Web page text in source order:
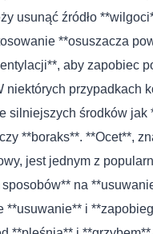
usunąć źródło
**osuszacza
aby zapobiec
niektórych przypadkach
silniejszych środków jak
**boraks**. **Ocet**,
jest jednym z
na
**usuwanie** i